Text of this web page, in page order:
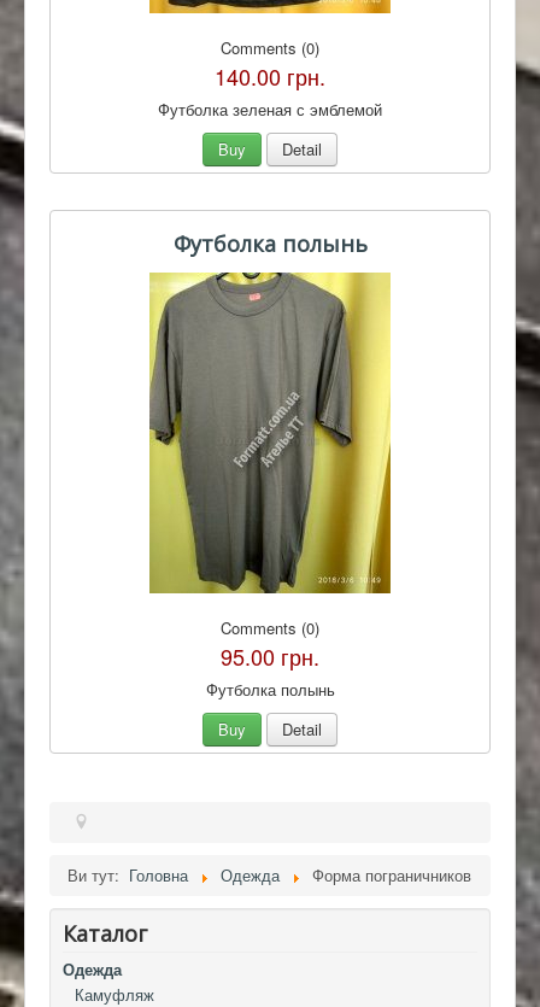
Comments (0)
140.00 грн.
Футболка зеленая с эмблемой
Buy
Detail
Футболка полынь
Comments (0)
95.00 грн.
Футболка полынь
Buy
Detail
Ви тут: Головна Одежда Форма пограничников
Каталог
Одежда
Камуфляж